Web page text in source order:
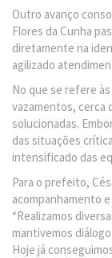
Outro avanço
Flores da Cunha
diretamente na
agilizado
No que se refere
vazamentos, cerca
solucionadas.
das situações
intensificado das
Para o prefeito,
acompanhamento
“Realizamos
mantivemos
Hoje já